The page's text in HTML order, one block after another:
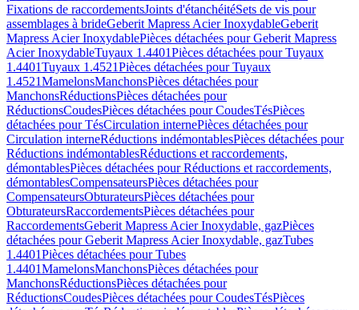
Fixations de raccordementsJoints d'étanchéitéSets de vis pour
assemblages à brideGeberit Mapress Acier InoxydableGeberit
Mapress Acier InoxydablePièces détachées pour Geberit Mapress
Acier InoxydableTuyaux 1.4401Pièces détachées pour Tuyaux
1.4401Tuyaux 1.4521Pièces détachées pour Tuyaux
1.4521MamelonsManchonsPièces détachées pour
ManchonsRéductionsPièces détachées pour
RéductionsCoudesPièces détachées pour CoudesTésPièces
détachées pour TésCirculation internePièces détachées pour
Circulation interneRéductions indémontablesPièces détachées pour
Réductions indémontablesRéductions et raccordements,
démontablesPièces détachées pour Réductions et raccordements,
démontablesCompensateursPièces détachées pour
CompensateursObturateursPièces détachées pour
ObturateursRaccordementsPièces détachées pour
RaccordementsGeberit Mapress Acier Inoxydable, gazPièces
détachées pour Geberit Mapress Acier Inoxydable, gazTubes
1.4401Pièces détachées pour Tubes
1.4401MamelonsManchonsPièces détachées pour
ManchonsRéductionsPièces détachées pour
RéductionsCoudesPièces détachées pour CoudesTésPièces